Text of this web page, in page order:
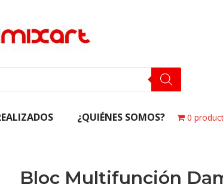
¿QUIÉNES SOMOS? 0
Bloc Multifunción